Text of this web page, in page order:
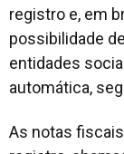
registro e, em
possibilidade
entidades
automática,
As notas